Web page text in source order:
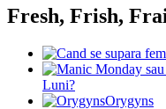
Fresh, Frish,
Luni?
Orygyns